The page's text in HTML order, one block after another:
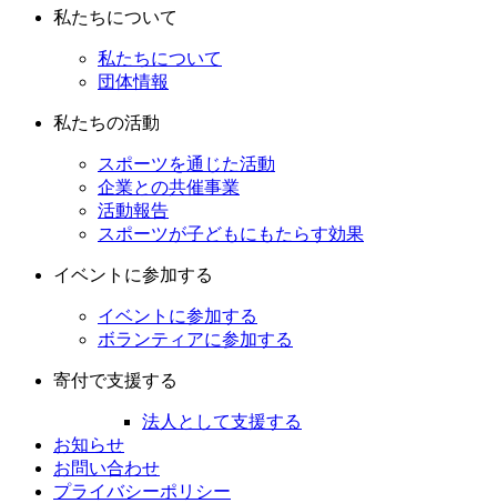
私たちについて
私たちについて
団体情報
私たちの活動
スポーツを通じた活動
企業との共催事業
活動報告
スポーツが子どもにもたらす効果
イベントに参加する
イベントに参加する
ボランティアに参加する
寄付で支援する
法人として支援する
お知らせ
お問い合わせ
プライバシーポリシー